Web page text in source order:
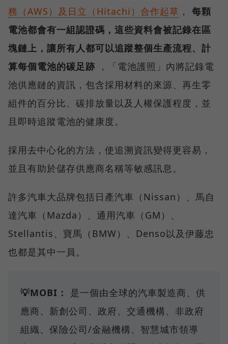
務（AWS）及日立（Hitachi）合作起草 ， 每顆
電池都會有一組認證碼，這些資料會被記錄在區
塊鏈上，讓所有人都可以追蹤整個生產流程、計
算每個電池的碳足跡 ，「電池護照」內將記錄電
池供應鏈的資訊，包含採用材料的來源、再生零
組件的百分比、碳排放量以及人權保護程度，並
且即時追蹤電池的健康度。
採用去中心化的方法，使追溯資訊變得更容易，
並且有助於儲存供應商名稱等敏感訊息。
許多汽車大品牌包括日產汽車（Nissan）、馬自
達汽車（Mazda）、通用汽車（GM）、
Stellantis、寶馬（BMW）、Denso以及伊藤忠
也都是其中一員。
💡MOBI：
是一個由全球的汽車製造商、供
應商、新創公司、政府、交通機構、非政府
組織、保險公司/金融機構、智慧城市領導